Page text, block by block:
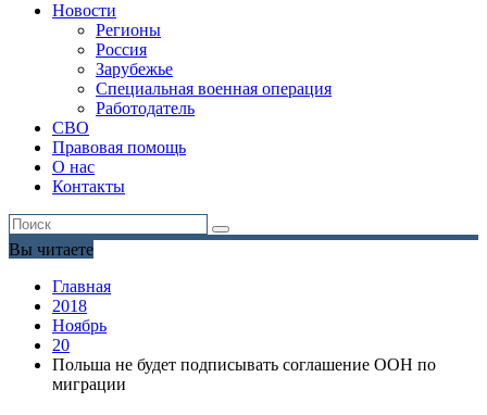
Новости
Регионы
Россия
Зарубежье
Специальная военная операция
Работодатель
СВО
Правовая помощь
О нас
Контакты
Вы читаете
Главная
2018
Ноябрь
20
Польша не будет подписывать соглашение ООН по
миграции